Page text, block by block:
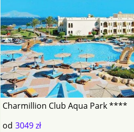
Charmillion Club Aqua Park ****
od 3049 zł